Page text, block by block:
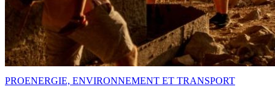
PROENERGIE, ENVIRONNEMENT ET TRANSPORT